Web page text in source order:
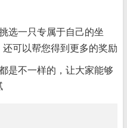
选一只专属于自己的坐
可以帮您得到更多的奖励
是不一样的，让大家能够